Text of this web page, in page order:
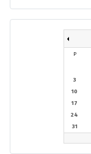
P
3
10
17
24
31